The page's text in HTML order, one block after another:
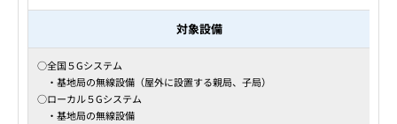
対象設備
○全国５Gシステム
・基地局の無線設備（屋外に設置する親局、子局）
○ローカル５Gシステム
・基地局の無線設備